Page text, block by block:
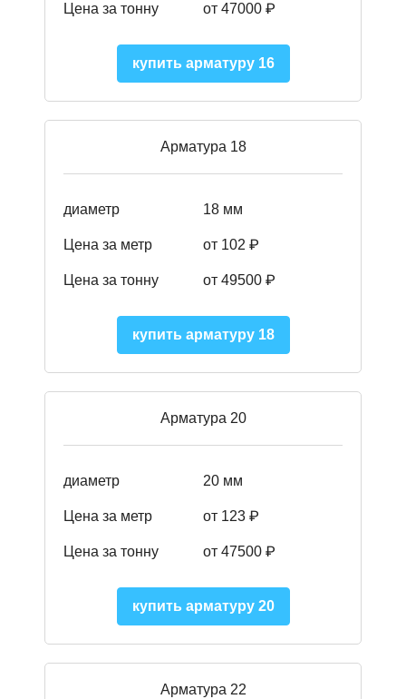
Цена за тонну от 47000 ₽
купить арматуру 16
Арматура 18
диаметр 18 мм
Цена за метр от 102 ₽
Цена за тонну от 49500 ₽
купить арматуру 18
Арматура 20
диаметр 20 мм
Цена за метр от 123 ₽
Цена за тонну от 47500 ₽
купить арматуру 20
Арматура 22